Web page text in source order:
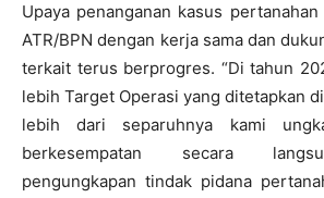
Upaya penanganan kasus
ATR/BPN dengan kerja sama dan
terkait terus berprogres. “Di tahun
lebih Target Operasi yang ditetapkan
lebih dari separuhnya kami
berkesempatan secara
pengungkapan tindak pidana